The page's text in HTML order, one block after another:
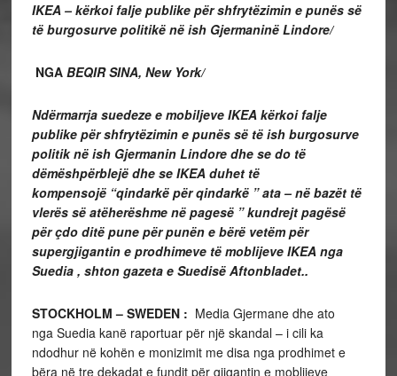
IKEA – kërkoi falje publike për shfrytëzimin e punës së
të burgosurve politikë në ish Gjermaninë Lindore/
NGA BEQIR SINA, New York/
Ndërmarrja suedeze e mobiljeve IKEA kërkoi falje
publike për shfrytëzimin e punës së të ish burgosurve
politik në ish Gjermanin Lindore dhe se do të
dëmëshpërblejë dhe se IKEA duhet të
kompensojë “qindarkë për qindarkë ” ata – në bazët të
vlerës së atëherëshme në pagesë ” kundrejt pagësë
për çdo ditë pune për punën e bërë vetëm për
supergjigantin e prodhimeve të moblijeve IKEA nga
Suedia , shton gazeta e Suedisë Aftonbladet..
STOCKHOLM – SWEDEN : Media Gjermane dhe ato
nga Suedia kanë raportuar për një skandal – i cili ka
ndodhur në kohën e monizimit me disa nga prodhimet e
bëra në tre dekadat e fundit për gjigantin e moblijeve